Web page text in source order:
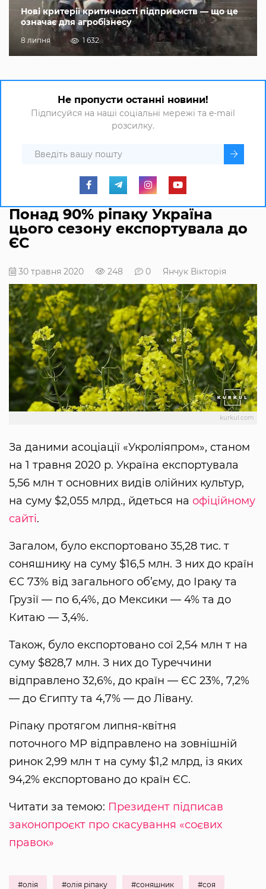
Нові критерії критичності підприємств — що це
означає для агробізнесу
8 липня 1 632
Не пропусти останні новини!
Підписуйся на наші соціальні мережі та e-mail
розсилку.
Понад 90% ріпаку Україна
цього сезону експортувала до
ЄС
30 травня 2020 248 0 Янчук Вікторія
kurkul.com
За даними асоціації «Укроліяпром», станом
на 1 травня 2020 р. Україна експортувала
5,56 млн т основних видів олійних культур,
на суму $2,055 млрд., йдеться на офіційному
сайті.
Загалом, було експортовано 35,28 тис. т
соняшнику на суму $16,5 млн. З них до країн
ЄС 73% від загального об’єму, до Іраку та
Грузії — по 6,4%, до Мексики — 4% та до
Китаю — 3,4%.
Також, було експортовано сої 2,54 млн т на
суму $828,7 млн. З них до Туреччини
відправлено 32,6%, до країн — ЄС 23%, 7,2%
— до Єгипту та 4,7% — до Лівану.
Ріпаку протягом липня-квітня
поточного МР відправлено на зовнішній
ринок 2,99 млн т на суму $1,2 млрд, із яких
94,2% експортовано до країн ЄС.
Читати за темою: Президент підписав
законопроєкт про скасування «соєвих
правок»
#олія #олія ріпаку #соняшник #соя